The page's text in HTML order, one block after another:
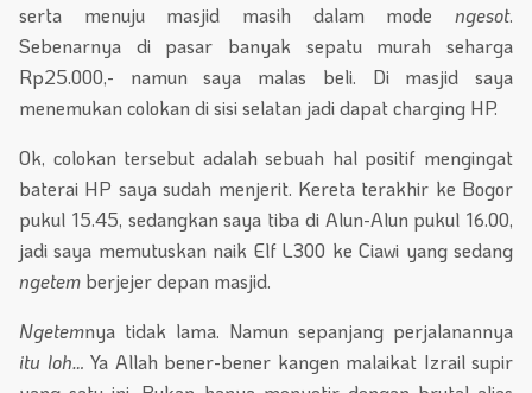
serta menuju masjid masih dalam mode ngesot.
Sebenarnya di pasar banyak sepatu murah seharga
Rp25.000,- namun saya malas beli. Di masjid saya
menemukan colokan di sisi selatan jadi dapat charging HP.
Ok, colokan tersebut adalah sebuah hal positif mengingat
baterai HP saya sudah menjerit. Kereta terakhir ke Bogor
pukul 15.45, sedangkan saya tiba di Alun-Alun pukul 16.00,
jadi saya memutuskan naik Elf L300 ke Ciawi yang sedang
ngetem berjejer depan masjid.
Ngetemnya tidak lama. Namun sepanjang perjalanannya
itu loh… Ya Allah bener-bener kangen malaikat Izrail supir